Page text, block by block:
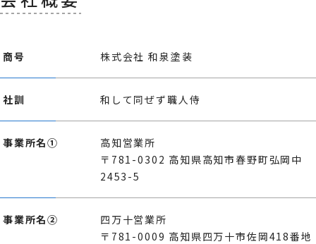
商号 株式会社 和泉塗装
社訓 和して同ぜず職人侍
事業所名①
高知営業所
〒781-0302 高知県高知市春野町弘岡中
2453-5
事業所名②
四万十営業所
〒781-0009 高知県四万十市佐岡418番地